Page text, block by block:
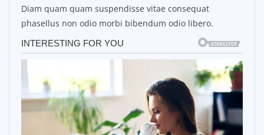
Diam quam quam suspendisse vitae consequat
phasellus non odio morbi bibendum odio libero.